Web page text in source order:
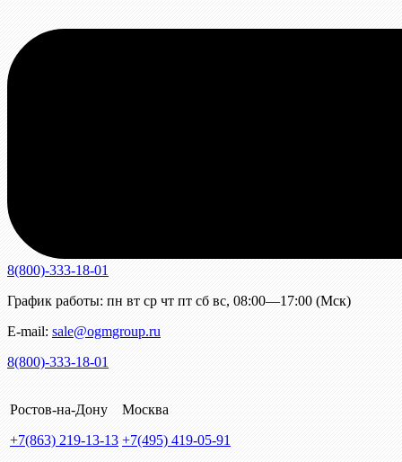
8(800)-333-18-01
График работы: пн вт ср чт пт сб вс, 08:00—17:00 (Мск)
E-mail: sale@ogmgroup.ru
8(800)-333-18-01
Ростов-на-Дону
+7(863) 219-13-13
Москва
+7(495) 419-05-91